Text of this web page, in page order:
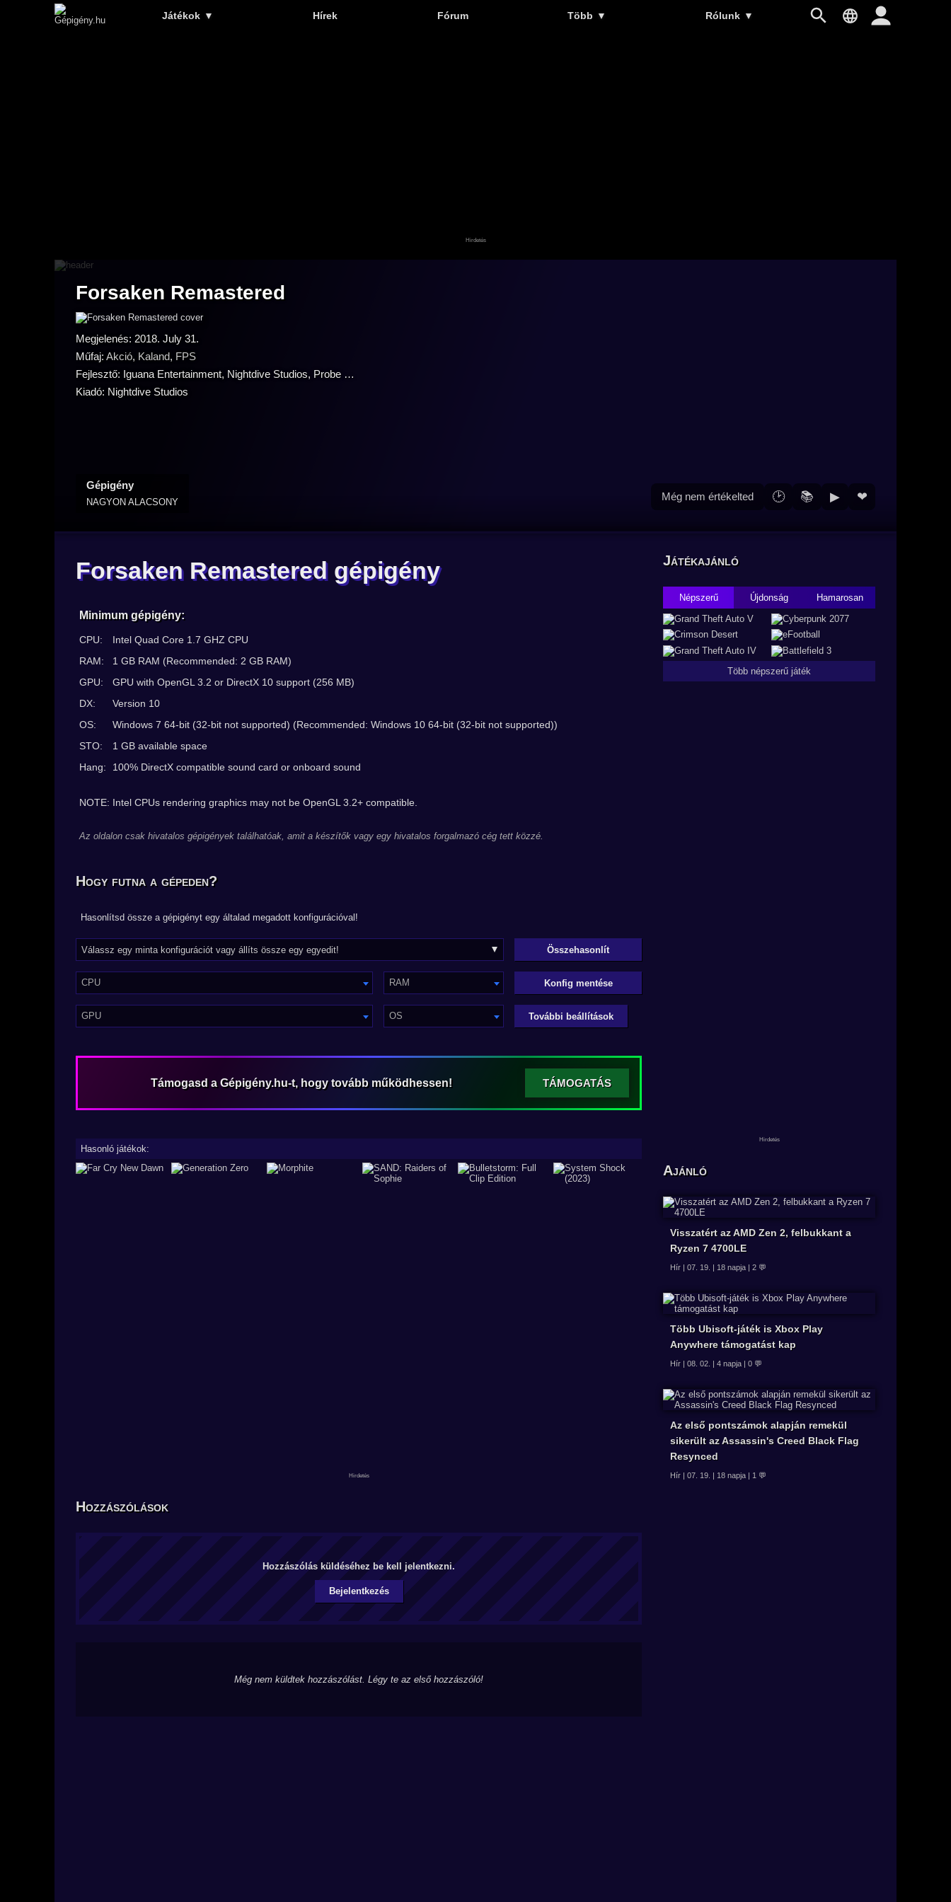
Játékok ▼ Hírek Fórum Több ▼ Rólunk ▼
Forsaken Remastered
Megjelenés: 2018. July 31.
Műfaj: Akció, Kaland, FPS
Fejlesztő: Iguana Entertainment, Nightdive Studios, Probe Entertainment
Kiadó: Nightdive Studios
Gépigény
NAGYON ALACSONY Még nem értékelted 🕑 📚 ▶ ❤
Forsaken Remastered gépigény
Minimum gépigény:
CPU:
Intel Quad Core 1.7 GHZ CPU
RAM:
1 GB RAM (Recommended: 2 GB RAM)
GPU:
GPU with OpenGL 3.2 or DirectX 10 support (256 MB)
DX:
Version 10
OS:
Windows 7 64-bit (32-bit not supported) (Recommended: Windows 10 64-bit (32-bit not supported))
STO:
1 GB available space
Hang:
100% DirectX compatible sound card or onboard sound
NOTE: Intel CPUs rendering graphics may not be OpenGL 3.2+ compatible.
Az oldalon csak hivatalos gépigények találhatóak, amit a készítők vagy egy hivatalos forgalmazó cég tett közzé.
Hogy futna a gépeden?
Hasonlítsd össze a gépigényt egy általad megadott konfigurációval!
CPU RAM
GPU OS
Konfig mentése
További beállítások
Támogasd a Gépigény.hu-t, hogy tovább működhessen! TÁMOGATÁS
Hasonló játékok:
Hozzászólások
Hozzászólás küldéséhez be kell jelentkezni.
Bejelentkezés
Még nem küldtek hozzászólást. Légy te az első hozzászóló!
Játékajánló
Népszerű Újdonság Hamarosan
Több népszerű játék
Ajánló
Visszatért az AMD Zen 2, felbukkant a
Ryzen 7 4700LE
Hír | 07. 19. | 18 napja | 2 💬
Több Ubisoft-játék is Xbox Play
Anywhere támogatást kap
Hír | 08. 02. | 4 napja | 0 💬
Az első pontszámok alapján remekül
sikerült az Assassin's Creed Black Flag
Resynced
Hír | 07. 19. | 18 napja | 1 💬